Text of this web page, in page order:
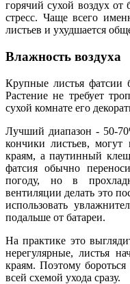
горячий сухой воздух от
стресс. Чаще всего
листьев и ухудшается
Влажность воздуха
Крупные листья фатсии
Растение не требует
сухой комнате его
Лучший диапазон - 50-
кончики листьев, могут
краям, а паутинный
фатсия обычно
погоду, но в
вентиляции делать это
использовать
подальше от батареи.
На практике это
нерегулярные, листья
краям. Поэтому
всей схемой ухода сразу.